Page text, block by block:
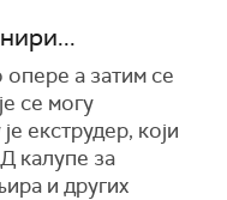
опере а затим се
се могу
екструдер, који
калупе за
и других